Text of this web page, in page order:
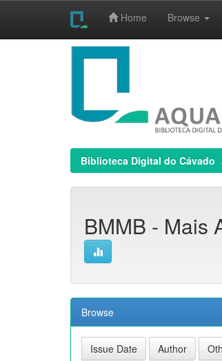
Home Browse
Biblioteca Digital do Cávado
BMMB - Mais
Browse